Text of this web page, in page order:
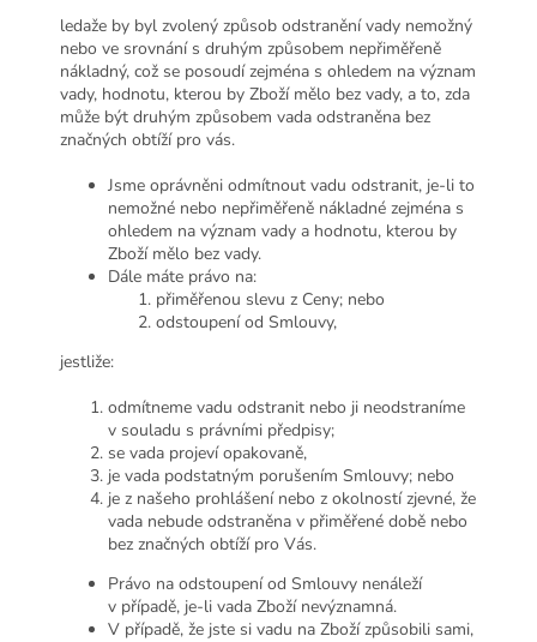
ledaže by byl zvolený způsob odstranění vady nemožný
nebo ve srovnání s druhým způsobem nepřiměřeně
nákladný, což se posoudí zejména s ohledem na význam
vady, hodnotu, kterou by Zboží mělo bez vady, a to, zda
může být druhým způsobem vada odstraněna bez
značných obtíží pro vás.
Jsme oprávněni odmítnout vadu odstranit, je-li to
nemožné nebo nepřiměřeně nákladné zejména s
ohledem na význam vady a hodnotu, kterou by
Zboží mělo bez vady.
Dále máte právo na:
přiměřenou slevu z Ceny; nebo
odstoupení od Smlouvy,
jestliže:
odmítneme vadu odstranit nebo ji neodstraníme
v souladu s právními předpisy;
se vada projeví opakovaně,
je vada podstatným porušením Smlouvy; nebo
je z našeho prohlášení nebo z okolností zjevné, že
vada nebude odstraněna v přiměřené době nebo
bez značných obtíží pro Vás.
Právo na odstoupení od Smlouvy nenáleží
v případě, je-li vada Zboží nevýznamná.
V případě, že jste si vadu na Zboží způsobili sami,